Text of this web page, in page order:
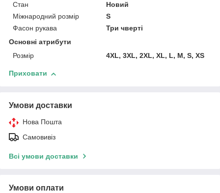
Стан
Новий
Міжнародний розмір
S
Фасон рукава
Три чверті
Основні атрибути
Розмір
4XL, 3XL, 2XL, XL, L, M, S, XS
Приховати
Умови доставки
Нова Пошта
Самовивіз
Всі умови доставки
Умови оплати